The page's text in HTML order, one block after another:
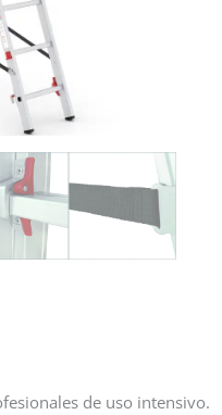
de uso intensivo.